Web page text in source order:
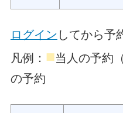
ログイン してから予
凡例： ■当人の予約
の予約